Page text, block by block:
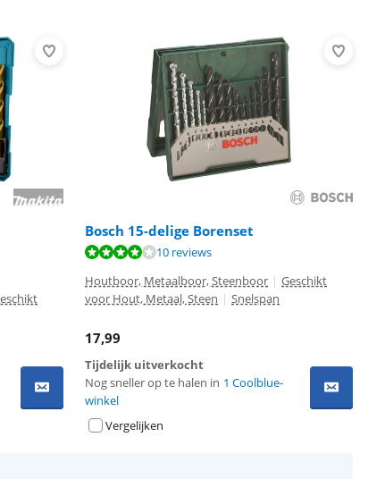
Bosch 15-delige Borenset
10 reviews
Houtboor, Metaalboor, Steenboor | Geschikt
voor Hout, Metaal, Steen | Snelspan
17,99
Tijdelijk uitverkocht
Nog sneller op te halen in 1 Coolblue-
winkel
Vergelijken